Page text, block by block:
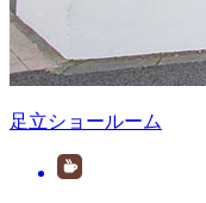
足立ショールーム